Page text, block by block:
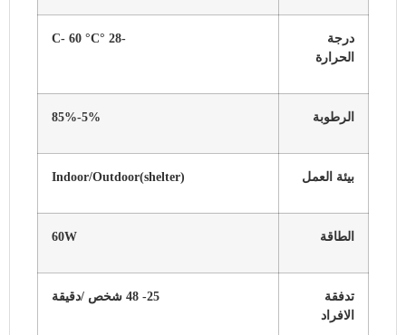
درجة
الحرارة
-28 °C- 60 °C
الرطوبة 5%-85%
بيئة العمل Indoor/Outdoor(shelter)
الطاقة 60W
تدفقة
الافراد
25- 48 شخص /دقيقة